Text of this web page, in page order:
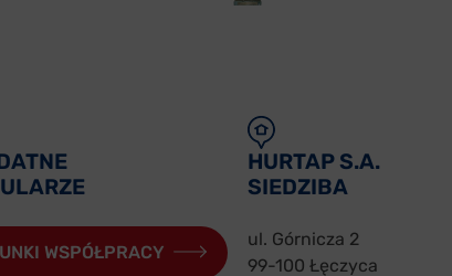
WSPÓŁPRACY
HURTAP S.A.
SIEDZIBA
ul. Górnicza 2
99-100 Łęczyca